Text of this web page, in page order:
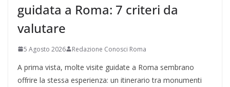
guidata a Roma: 7 criteri da
valutare
5 Agosto 2026 Redazione Conosci Roma
A prima vista, molte visite guidate a Roma sembrano
offrire la stessa esperienza: un itinerario tra monumenti